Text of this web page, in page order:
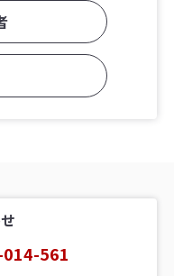
561